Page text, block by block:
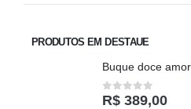
PRODUTOS EM DESTAUE
Buque doce amor
0out of 5
R$ 389,00